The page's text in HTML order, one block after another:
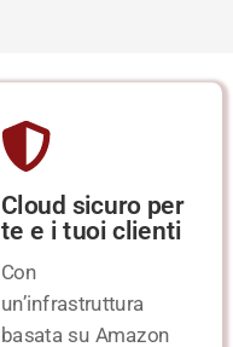
Cloud sicuro per
te e i tuoi clienti
Con
un’infrastruttura
basata su Amazon